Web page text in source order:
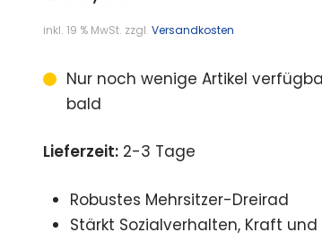
inkl. 19 % MwSt. zzgl.Versandkosten
Nur noch wenige Artikel
bald
Lieferzeit: 2-3 Tage
Robustes Mehrsitzer-Dreirad
Stärkt Sozialverhalten, Kraft